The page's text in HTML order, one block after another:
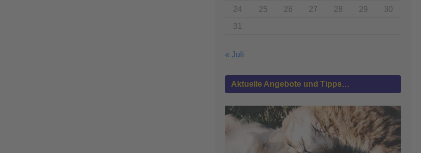
24
25 26 27 28 29
30
31
« Juli
Aktuelle Angebote und Tipps…